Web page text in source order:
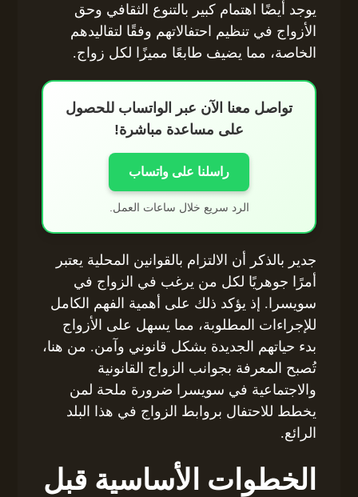
يوجد أيضًا اهتمام كبير بالتنوع الثقافي وحق
الأزواج في تنظيم احتفالاتهم وفقًا لتقاليدهم
الخاصة، مما يضيف طابعًا مميزًا لكل زواج.
تواصل معنا الآن عبر الواتساب للحصول
على مساعدة مباشرة!
راسلنا على واتساب
الرد سريع خلال ساعات العمل.
جدير بالذكر أن الالتزام بالقوانين المحلية يعتبر
أمرًا جوهريًا لكل من يرغب في الزواج في
سويسرا. إذ يؤكد ذلك على أهمية الفهم الكامل
للإجراءات المطلوبة، مما يسهل على الأزواج
بدء حياتهم الجديدة بشكل قانوني وآمن. من هنا،
تُصبح المعرفة بجوانب الزواج القانونية
والاجتماعية في سويسرا ضرورة ملحة لمن
يخطط للاحتفال بروابط الزواج في هذا البلد
الرائع.
الخطوات الأساسية قبل